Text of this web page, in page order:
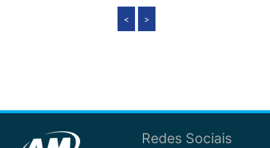
>
<
Redes Sociais